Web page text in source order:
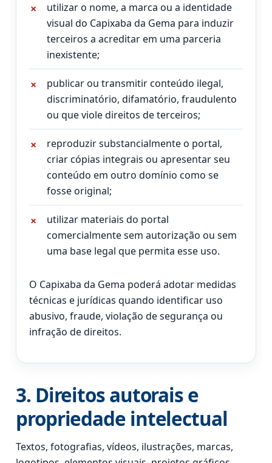
utilizar o nome, a marca ou a identidade
visual do Capixaba da Gema para induzir
terceiros a acreditar em uma parceria
inexistente;
publicar ou transmitir conteúdo ilegal,
discriminatório, difamatório, fraudulento
ou que viole direitos de terceiros;
reproduzir substancialmente o portal,
criar cópias integrais ou apresentar seu
conteúdo em outro domínio como se
fosse original;
utilizar materiais do portal
comercialmente sem autorização ou sem
uma base legal que permita esse uso.
O Capixaba da Gema poderá adotar medidas
técnicas e jurídicas quando identificar uso
abusivo, fraude, violação de segurança ou
infração de direitos.
3. Direitos autorais e
propriedade intelectual
Textos, fotografias, vídeos, ilustrações, marcas,